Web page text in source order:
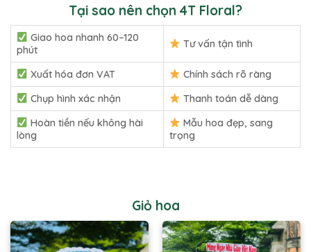
Tại sao nên chọn 4T Floral?
Giao hoa nhanh 60–120
phút
Tư vấn tận tình
Xuất hóa đơn VAT
Chính sách rõ ràng
Chụp hình xác nhận
Thanh toán dễ dàng
Hoàn tiền nếu không hài
lòng
Mẫu hoa đẹp, sang
trọng
Giỏ hoa